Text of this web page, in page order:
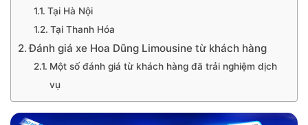
Tại Hà Nội
Tại Thanh Hóa
Đánh giá xe Hoa Dũng Limousine từ khách hàng
Một số đánh giá từ khách hàng đã trải nghiệm dịch
vụ